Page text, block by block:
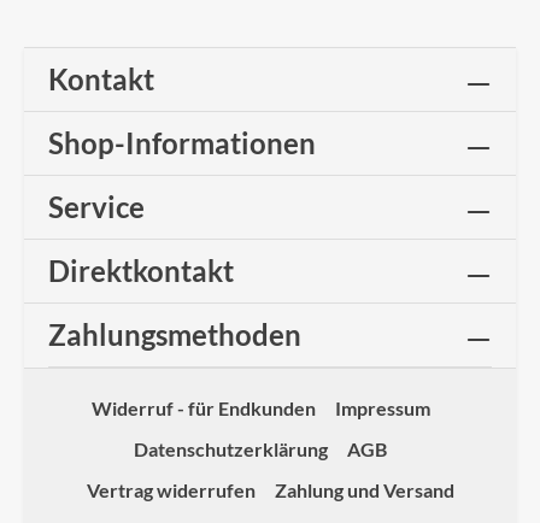
Kontakt
Shop-Informationen
Service
Direktkontakt
Zahlungsmethoden
Widerruf - für Endkunden
Impressum
Datenschutzerklärung
AGB
Vertrag widerrufen
Zahlung und Versand